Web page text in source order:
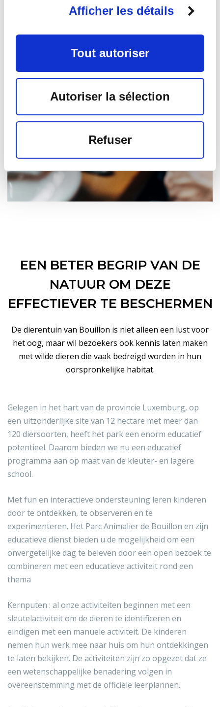
Afficher les détails
Tout autoriser
Autoriser la sélection
Refuser
EEN BETER BEGRIP VAN DE
NATUUR OM DEZE
EFFECTIEVER TE BESCHERMEN
De dierentuin van Bouillon is niet alleen een lust voor
het oog, maar wil bezoekers ook kennis laten maken
met wilde dieren die vaak bedreigd worden in hun
oorspronkelijke habitat.
Gelegen in het hart van de provincie Luxemburg, op
een uitzonderlijke site van 12 hectare met meer dan
120 diersoorten, heeft het park een enorm educatief
potentieel. Daarom bieden we nu een educatief
programma aan op maat van de kleuter- en lagere
school.
Met fun en interactieve ondersteuning leren kinderen
door te ontdekken, te observeren en te
experimenteren. Het Parc Animalier de Bouillon en zijn
educatieve dienst bieden u de mogelijkheid om een
onvergetelijke dag te beleven door een open bezoek te
combineren met een educatieve activiteit rond een
thema
Kernputen : al onze activiteiten beginnen met een
sleutelactiviteit om de dieren te identificeren en
eindigen met een manuele activiteit. De kinderen
nemen hun werk mee naar huis om hun ontdekkingen
te laten bekijken. De activiteiten zijn zo opgezet dat ze
een wetenschappelijke benadering volgen in
overeenstemming met de officiële leerplannen.